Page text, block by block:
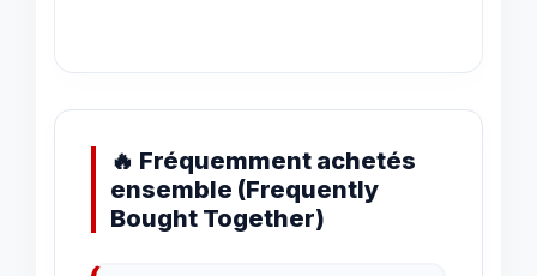
🔥 Fréquemment achetés
ensemble (Frequently
Bought Together)